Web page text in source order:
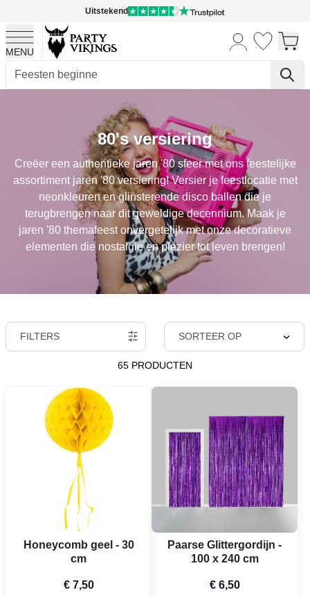
Uitstekend
MENU
80's versiering
Creëer een authentieke jaren '80 sfeer met ons feestelijke
assortiment jaren '80 versiering! Versier je feestlocatie met
neonkleuren en glinsterende disco ballen die je
terugbrengen naar dit geweldige decennium. Maak je
jaren '80 themafeest onvergetelijk met onze decoratieve
elementen die nostalgie en plezier tot leven brengen!
FILTERS SORTEER OP
65 PRODUCTEN
Honeycomb geel - 30
cm
€ 7,50
Paarse Glittergordijn -
100 x 240 cm
€ 6,50